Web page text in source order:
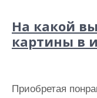
На какой
картины в
Приобретая